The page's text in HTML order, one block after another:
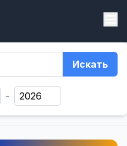
Искать
-